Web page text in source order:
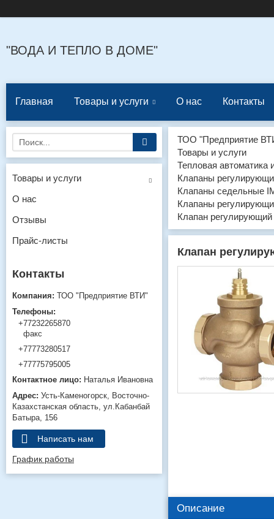
"ВОДА И ТЕПЛО В ДОМЕ"
Главная Товары и услуги О нас Контакты
ТОО "Предприятие
Товары и услуги
Тепловая автоматика
Клапаны
Клапаны седельные
Клапаны
Клапан
Клапан
Описание
Товары и услуги
О нас
Отзывы
Прайс-листы
ТОО "Предприятие ВТИ"
+77232265870
факс
+77773280517
+77775795005
Наталья Ивановна
Усть-Каменогорск
Восточно-
Казахстанская область ул.Кабанбай
Батыра, 156
Написать нам
График работы